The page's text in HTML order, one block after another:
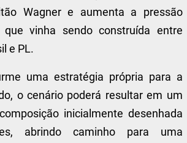
Wagner e aumenta a pressão
vinha sendo construída entre
e PL.
uma estratégia própria para a
o cenário poderá resultar em um
inicialmente desenhada
abrindo caminho para uma